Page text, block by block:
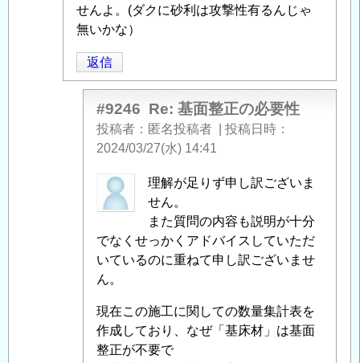
る
「Re:
面
整
せんよ。(ダクに砂利は攻撃性有るんじゃ
無いかな）
返信
#9246 Re: 基面整正の必要性
投稿者 匿名投稿者
投稿日時
2024/03/27(水) 14:41
匿
名
稿
者
に
る
「Re:
基
理解が足りず申し訳ございま
せん。
また質問の内容も説明が十分
でなくせっかくアドバイスしていただ
いているのに重ねて申し訳ございませ
ん。
現在この施工に関しての数量集計表を
作成しており、なぜ「基床材」は基面
整正が不要で